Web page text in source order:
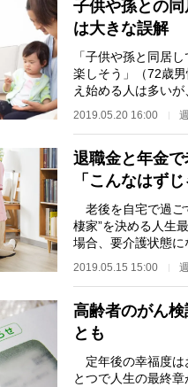
子供や孫との
は大きな誤解
「子供や孫と同居
楽しそう」（72歳
え始める人は多い
小山朝子氏はこう指
2019.05.20 16:00
退職金と年金
「こんなはず
老後を自宅で過ご
棲家”を決める人生
場合、要介護状態に
宅の規模や工事箇…
2019.05.15 15:00
高齢者のがん
とも
定年後の幸福度は
とつで人生の最終